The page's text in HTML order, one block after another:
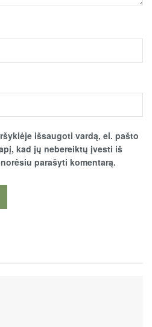
išsaugoti vardą, el. pašto
kad jų nebereiktų įvesti iš
parašyti komentarą.